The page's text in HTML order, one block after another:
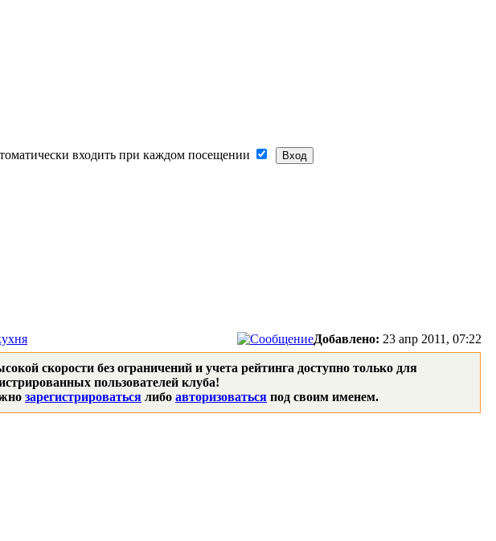
входить при каждом посещении
Добавлено: 23 апр 2011, 07:22
скорости без ограничений и учета рейтинга доступно только для
пользователей клуба!
зарегистрироваться либо авторизоваться под своим именем.